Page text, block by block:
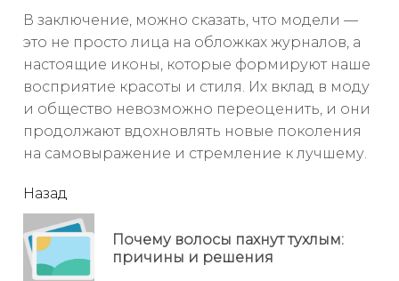
В заключение, можно сказать, что модели —
это не просто лица на обложках журналов, а
настоящие иконы, которые формируют наше
восприятие красоты и стиля. Их вклад в моду
и общество невозможно переоценить, и они
продолжают вдохновлять новые поколения
на самовыражение и стремление к лучшему.
читать
еще
Назад
Почему волосы пахнут тухлым:
причины и решения